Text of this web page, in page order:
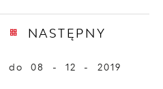
NASTĘPNY
do 08 - 12 - 2019